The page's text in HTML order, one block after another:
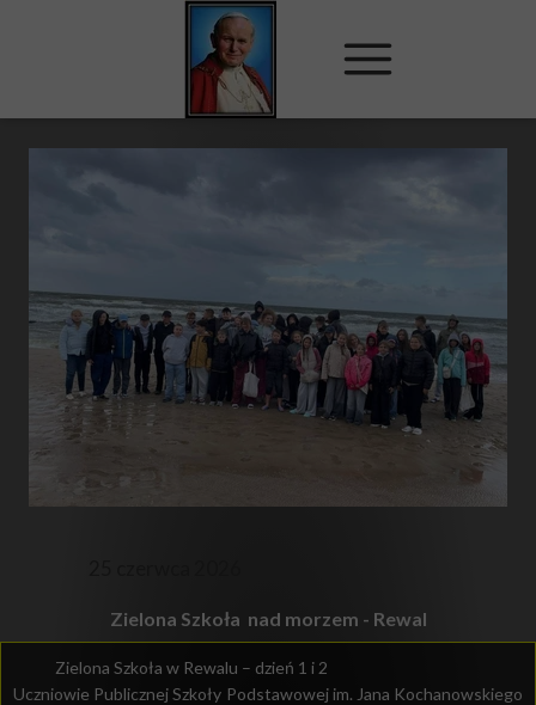
Zielona Szkoła nad morzem - Rewal
Zielona Szkoła w Rewalu – dzień 1 i 2
Uczniowie Publicznej Szkoły Podstawowej im. Jana Kochanowskiego